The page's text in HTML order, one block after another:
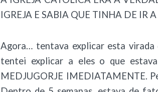
IGREJA E SABIA QUE TINHA DE IR
Agora… tentava explicar esta virada
tentei explicar a eles o que
MEDJUGORJE IMEDIATAMENTE.